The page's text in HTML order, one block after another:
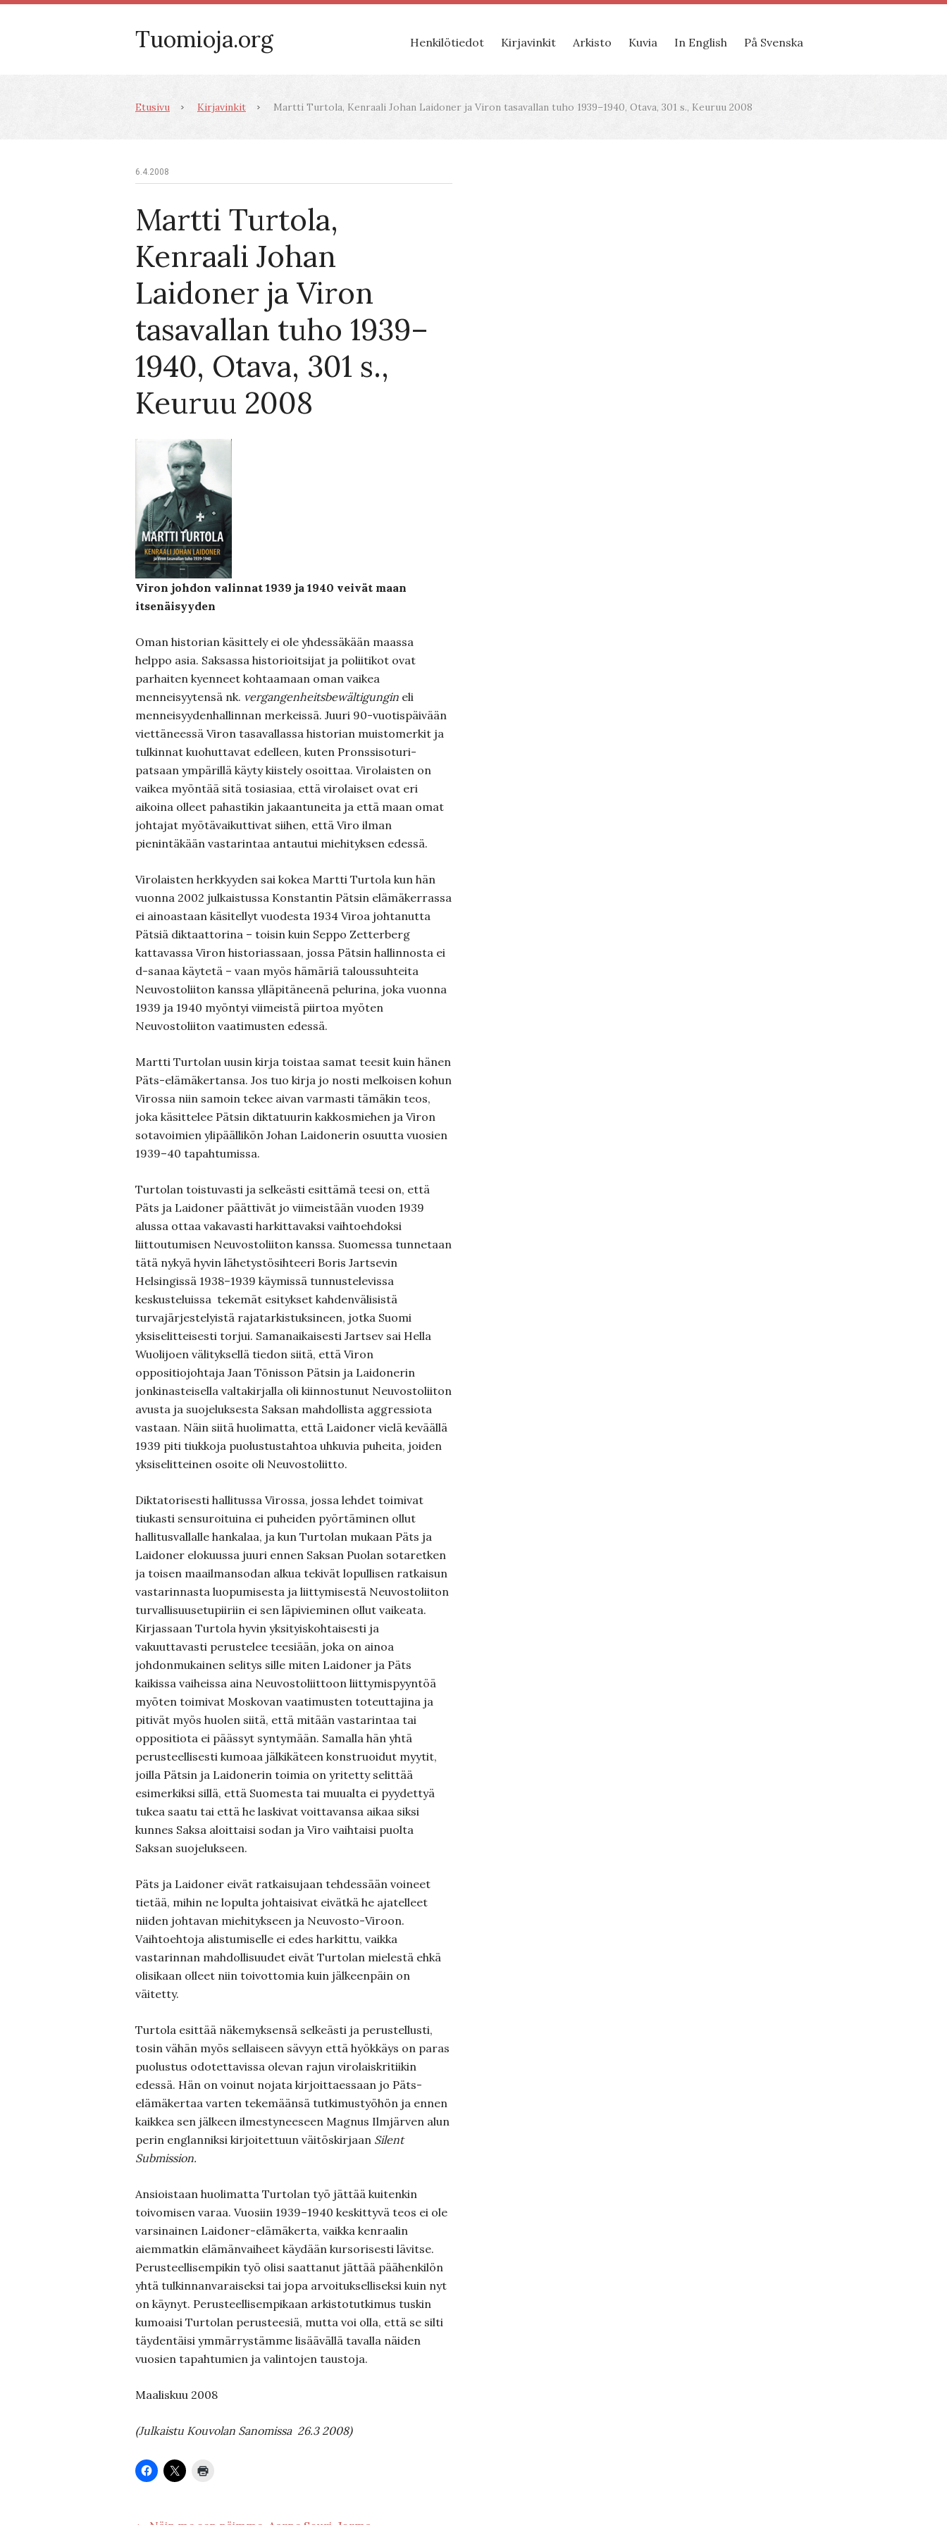
Tuomioja.org Henkilötiedot Kirjavinkit Arkisto Kuvia In English På Svenska
Etusivu Kirjavinkit Martti Turtola, Kenraali Johan Laidoner ja Viron tasavallan tuho 1939–1940, Otava, 301 s., Keuruu 2008
6.4.2008
Martti Turtola,
Kenraali Johan
Laidoner ja Viron
tasavallan tuho 1939–
1940, Otava, 301 s.,
Keuruu 2008
Viron johdon valinnat 1939 ja 1940 veivät maan
itsenäisyyden
Oman historian käsittely ei ole yhdessäkään maassa
helppo asia. Saksassa historioitsijat ja poliitikot ovat
parhaiten kyenneet kohtaamaan oman vaikea
menneisyytensä nk. vergangenheitsbewältigungin eli
menneisyydenhallinnan merkeissä. Juuri 90-vuotispäivään
viettäneessä Viron tasavallassa historian muistomerkit ja
tulkinnat kuohuttavat edelleen, kuten Pronssisoturi-
patsaan ympärillä käyty kiistely osoittaa. Virolaisten on
vaikea myöntää sitä tosiasiaa, että virolaiset ovat eri
aikoina olleet pahastikin jakaantuneita ja että maan omat
johtajat myötävaikuttivat siihen, että Viro ilman
pienintäkään vastarintaa antautui miehityksen edessä.
Virolaisten herkkyyden sai kokea Martti Turtola kun hän
vuonna 2002 julkaistussa Konstantin Pätsin elämäkerrassa
ei ainoastaan käsitellyt vuodesta 1934 Viroa johtanutta
Pätsiä diktaattorina – toisin kuin Seppo Zetterberg
kattavassa Viron historiassaan, jossa Pätsin hallinnosta ei
d-sanaa käytetä – vaan myös hämäriä taloussuhteita
Neuvostoliiton kanssa ylläpitäneenä pelurina, joka vuonna
1939 ja 1940 myöntyi viimeistä piirtoa myöten
Neuvostoliiton vaatimusten edessä.
Martti Turtolan uusin kirja toistaa samat teesit kuin hänen
Päts-elämäkertansa. Jos tuo kirja jo nosti melkoisen kohun
Virossa niin samoin tekee aivan varmasti tämäkin teos,
joka käsittelee Pätsin diktatuurin kakkosmiehen ja Viron
sotavoimien ylipäällikön Johan Laidonerin osuutta vuosien
1939–40 tapahtumissa.
Turtolan toistuvasti ja selkeästi esittämä teesi on, että
Päts ja Laidoner päättivät jo viimeistään vuoden 1939
alussa ottaa vakavasti harkittavaksi vaihtoehdoksi
liittoutumisen Neuvostoliiton kanssa. Suomessa tunnetaan
tätä nykyä hyvin lähetystösihteeri Boris Jartsevin
Helsingissä 1938–1939 käymissä tunnustelevissa
keskusteluissa tekemät esitykset kahdenvälisistä
turvajärjestelyistä rajatarkistuksineen, jotka Suomi
yksiselitteisesti torjui. Samanaikaisesti Jartsev sai Hella
Wuolijoen välityksellä tiedon siitä, että Viron
oppositiojohtaja Jaan Tõnisson Pätsin ja Laidonerin
jonkinasteisella valtakirjalla oli kiinnostunut Neuvostoliiton
avusta ja suojeluksesta Saksan mahdollista aggressiota
vastaan. Näin siitä huolimatta, että Laidoner vielä keväällä
1939 piti tiukkoja puolustustahtoa uhkuvia puheita, joiden
yksiselitteinen osoite oli Neuvostoliitto.
Diktatorisesti hallitussa Virossa, jossa lehdet toimivat
tiukasti sensuroituina ei puheiden pyörtäminen ollut
hallitusvallalle hankalaa, ja kun Turtolan mukaan Päts ja
Laidoner elokuussa juuri ennen Saksan Puolan sotaretken
ja toisen maailmansodan alkua tekivät lopullisen ratkaisun
vastarinnasta luopumisesta ja liittymisestä Neuvostoliiton
turvallisuusetupiiriin ei sen läpivieminen ollut vaikeata.
Kirjassaan Turtola hyvin yksityiskohtaisesti ja
vakuuttavasti perustelee teesiään, joka on ainoa
johdonmukainen selitys sille miten Laidoner ja Päts
kaikissa vaiheissa aina Neuvostoliittoon liittymispyyntöä
myöten toimivat Moskovan vaatimusten toteuttajina ja
pitivät myös huolen siitä, että mitään vastarintaa tai
oppositiota ei päässyt syntymään. Samalla hän yhtä
perusteellisesti kumoaa jälkikäteen konstruoidut myytit,
joilla Pätsin ja Laidonerin toimia on yritetty selittää
esimerkiksi sillä, että Suomesta tai muualta ei pyydettyä
tukea saatu tai että he laskivat voittavansa aikaa siksi
kunnes Saksa aloittaisi sodan ja Viro vaihtaisi puolta
Saksan suojelukseen.
Päts ja Laidoner eivät ratkaisujaan tehdessään voineet
tietää, mihin ne lopulta johtaisivat eivätkä he ajatelleet
niiden johtavan miehitykseen ja Neuvosto-Viroon.
Vaihtoehtoja alistumiselle ei edes harkittu, vaikka
vastarinnan mahdollisuudet eivät Turtolan mielestä ehkä
olisikaan olleet niin toivottomia kuin jälkeenpäin on
väitetty.
Turtola esittää näkemyksensä selkeästi ja perustellusti,
tosin vähän myös sellaiseen sävyyn että hyökkäys on paras
puolustus odotettavissa olevan rajun virolaiskritiikin
edessä. Hän on voinut nojata kirjoittaessaan jo Päts-
elämäkertaa varten tekemäänsä tutkimustyöhön ja ennen
kaikkea sen jälkeen ilmestyneeseen Magnus Ilmjärven alun
perin englanniksi kirjoitettuun väitöskirjaan Silent
Submission.
Ansioistaan huolimatta Turtolan työ jättää kuitenkin
toivomisen varaa. Vuosiin 1939–1940 keskittyvä teos ei ole
varsinainen Laidoner-elämäkerta, vaikka kenraalin
aiemmatkin elämänvaiheet käydään kursorisesti lävitse.
Perusteellisempikin työ olisi saattanut jättää päähenkilön
yhtä tulkinnanvaraiseksi tai jopa arvoitukselliseksi kuin nyt
on käynyt. Perusteellisempikaan arkistotutkimus tuskin
kumoaisi Turtolan perusteesiä, mutta voi olla, että se silti
täydentäisi ymmärrystämme lisäävällä tavalla näiden
vuosien tapahtumien ja valintojen taustoja.
Maaliskuu 2008
(Julkaistu Kouvolan Sanomissa 26.3 2008)